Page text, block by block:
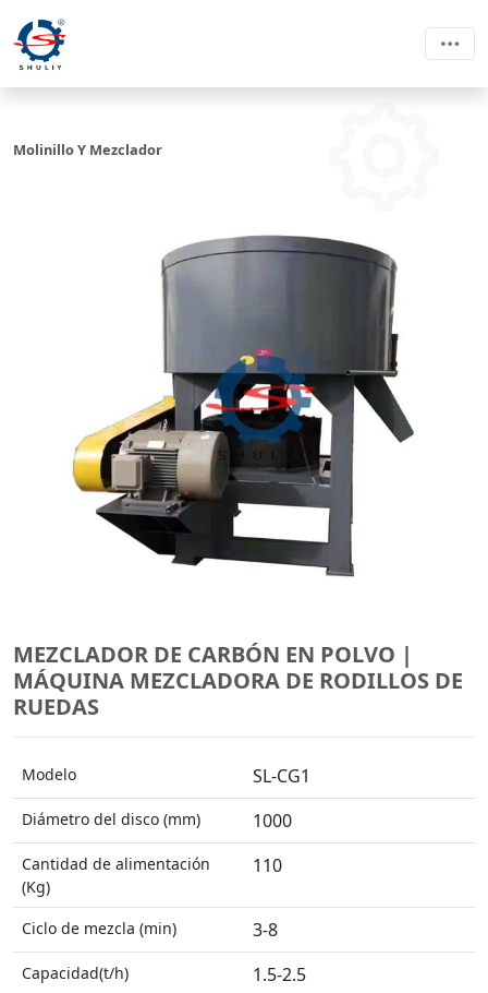
Molinillo Y Mezclador
MEZCLADOR DE CARBÓN EN POLVO |
MÁQUINA MEZCLADORA DE RODILLOS DE
RUEDAS
Modelo SL-CG1
Diámetro del disco (mm) 1000
Cantidad de alimentación
(Kg)
110
Ciclo de mezcla (min) 3-8
Capacidad(t/h) 1.5-2.5